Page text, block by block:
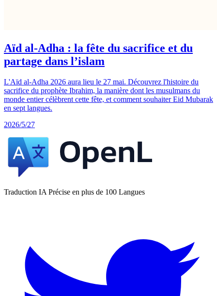
Aïd al-Adha : la fête du sacrifice et du
partage dans l’islam
L'Aïd al-Adha 2026 aura lieu le 27 mai. Découvrez l'histoire du
sacrifice du prophète Ibrahim, la manière dont les musulmans du
monde entier célèbrent cette fête, et comment souhaiter Eid Mubarak
en sept langues.
2026/5/27
Traduction IA Précise en plus de 100 Langues